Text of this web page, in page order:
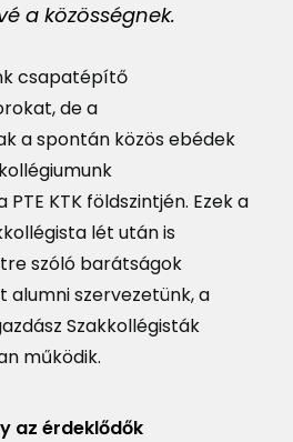
a közösségnek.
csapatépítő
de a
a spontán közös ebédek
KTK földszintjén. Ezek a
lét után is
szóló barátságok
szervezetünk, a
Szakkollégisták
működik.
az érdeklődők